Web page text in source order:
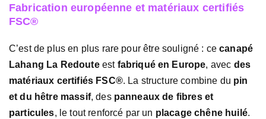
Fabrication européenne et matériaux certifiés
FSC®
C’est de plus en plus rare pour être souligné : cecanapé
Lahang La Redouteest fabriqué en Europe, avec des
matériaux certifiés FSC®. La structure combine du pin
et du hêtre massif, des panneaux de fibres et
particules, le tout renforcé par un placage chêne huilé.